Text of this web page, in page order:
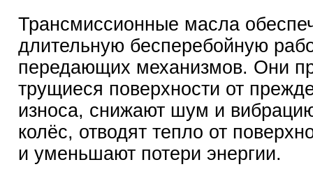
Трансмиссионные масла
длительную бесперебойную
передающих механизмов. Они
трущиеся поверхности от
износа, снижают шум и
колёс, отводят тепло от
и уменьшают потери энергии.